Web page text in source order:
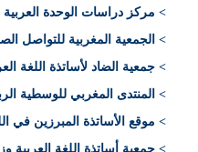
> مركز دراسات الوحدة العربية
> الجمعية المغربية للتواصل
> جمعية الضاد لأساتذة اللغة
> المنتدى المغربي للوسطية
> موقع الأساتذة المبرزين في
> جمعية أساتذة اللغة العربية